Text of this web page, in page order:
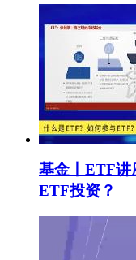
基金丨ETF讲
ETF投资？